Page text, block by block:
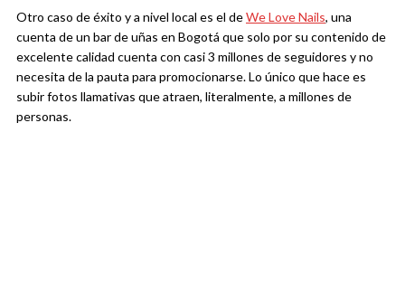
Otro caso de éxito y a nivel local es el deWe Love Nails, una
cuenta de un bar de uñas en Bogotá que solo por su contenido de
excelente calidad cuenta con casi 3 millones de seguidores y no
necesita de la pauta para promocionarse. Lo único que hace es
subir fotos llamativas que atraen, literalmente, a millones de
personas.